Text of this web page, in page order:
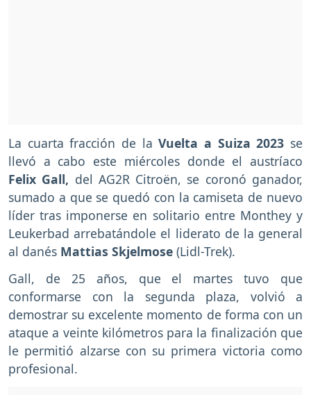
La cuarta fracción de laVuelta a Suiza 2023 se
llevó a cabo este miércoles donde el austríaco
Felix Gall, del AG2R Citroën, se coronó ganador,
sumado a que se quedó con la camiseta de nuevo
líder tras imponerse en solitario entre Monthey y
Leukerbad arrebatándole el liderato de la general
al danés Mattias Skjelmose (Lidl-Trek).
Gall, de 25 años, que el martes tuvo que
conformarse con la segunda plaza, volvió a
demostrar su excelente momento de forma con un
ataque a veinte kilómetros para la finalización que
le permitió alzarse con su primera victoria como
profesional.